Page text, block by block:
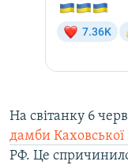
На світанку 6
дамби Каховської
РФ. Це